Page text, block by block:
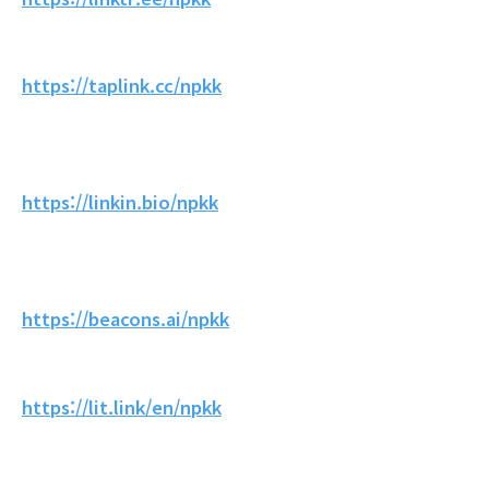
https://taplink.cc/npkk
https://linkin.bio/npkk
https://beacons.ai/npkk
https://lit.link/en/npkk